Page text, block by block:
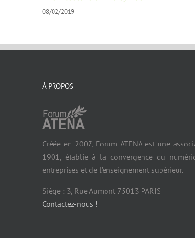
08/02/2019
À PROPOS
Créée en 2007, Forum ATENA est une
1901, établie à la convergence du
entreprises et de l’enseignement supérieur.
Siège : 3, Rue Aumont 75013 PARIS
Contactez-nous !